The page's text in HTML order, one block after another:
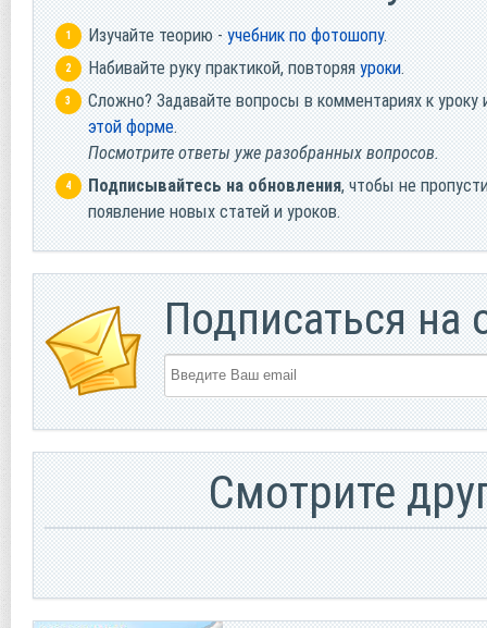
Изучайте теорию - учебник по фотошопу.
Набивайте руку практикой, повторяя уроки.
Сложно? Задавайте вопросы в комментариях к уроку
этой форме.
Посмотрите ответы уже разобранных вопросов.
Подписывайтесь на обновления, чтобы не
появление новых статей и уроков.
Подписаться на
Смотрите